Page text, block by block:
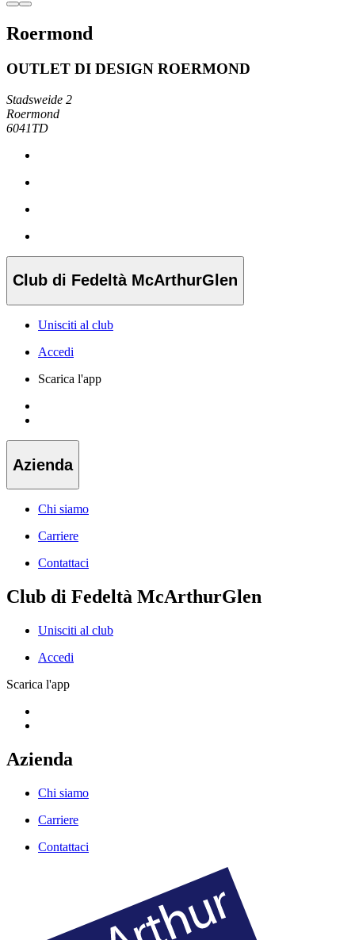
Roermond
OUTLET DI DESIGN ROERMOND
Stadsweide 2
Roermond
6041TD
Club di Fedeltà McArthurGlen
Unisciti al club
Accedi
Scarica l'app
Azienda
Chi siamo
Carriere
Contattaci
Club di Fedeltà McArthurGlen
Unisciti al club
Accedi
Scarica l'app
Azienda
Chi siamo
Carriere
Contattaci